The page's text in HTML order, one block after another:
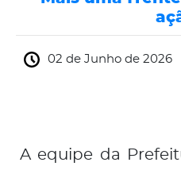
02 de Junho de 2026
A equipe da